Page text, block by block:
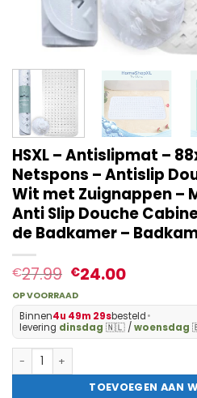
HSXL – Antislipmat –
Netspons – Antislip
Wit met Zuignappen –
Anti Slip Douche
de Badkamer –
€27.99 €24.00
OP VOORRAAD
Binnen4u 49m 29sbesteld•
levering dinsdag 🇳🇱 /woensdag
HSXL - Antislipmat - 88x40CM
TOEVOEGEN AAN